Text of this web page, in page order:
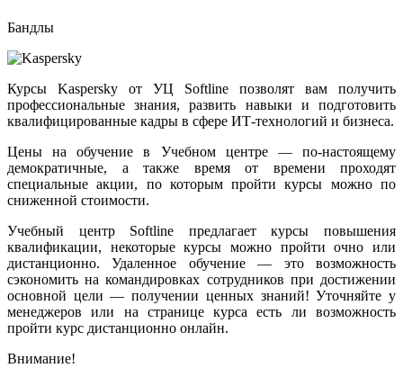
Бандлы
Курсы Kaspersky от УЦ Softline позволят вам получить
профессиональные знания, развить навыки и подготовить
квалифицированные кадры в сфере ИТ-технологий и бизнеса.
Цены на обучение в Учебном центре — по-настоящему
демократичные, а также время от времени проходят
специальные акции, по которым пройти курсы можно по
сниженной стоимости.
Учебный центр Softline предлагает курсы повышения
квалификации, некоторые курсы можно пройти очно или
дистанционно. Удаленное обучение — это возможность
сэкономить на командировках сотрудников при достижении
основной цели — получении ценных знаний! Уточняйте у
менеджеров или на странице курса есть ли возможность
пройти курс дистанционно онлайн.
Внимание!